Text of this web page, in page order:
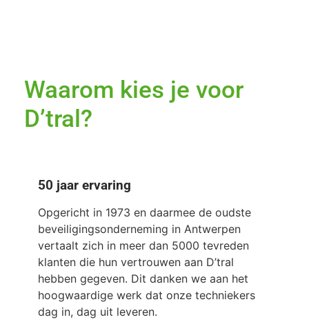
Waarom kies je voor
D’tral?
50 jaar ervaring
Opgericht in 1973 en daarmee de oudste
beveiligingsonderneming in Antwerpen
vertaalt zich in meer dan 5000 tevreden
klanten die hun vertrouwen aan D’tral
hebben gegeven. Dit danken we aan het
hoogwaardige werk dat onze techniekers
dag in, dag uit leveren.